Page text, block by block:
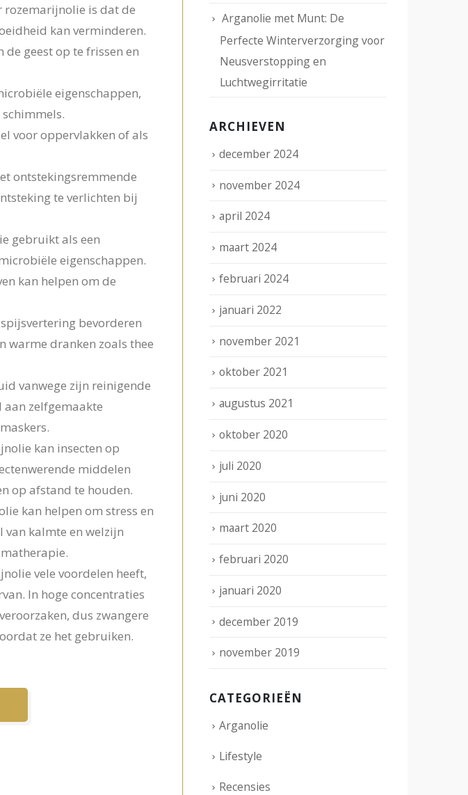
rozemarijnolie is dat de
kan verminderen.
geest op te frissen en
eigenschappen,
voor oppervlakken of als
ontstekingsremmende
te verlichten bij
gebruikt als een
eigenschappen.
kan helpen om de
bevorderen
warme dranken zoals thee
vanwege zijn reinigende
aan zelfgemaakte
kan insecten op
middelen
op afstand te houden.
kan helpen om stress en
van kalmte en welzijn
vele voordelen heeft,
In hoge concentraties
dus zwangere
ze het gebruiken.
Arganolie met Munt: De
Perfecte Winterverzorging voor
Neusverstopping en
Luchtwegirritatie
ARCHIEVEN
december 2024
november 2024
april 2024
maart 2024
februari 2024
januari 2022
november 2021
oktober 2021
augustus 2021
oktober 2020
juli 2020
juni 2020
maart 2020
februari 2020
januari 2020
december 2019
november 2019
CATEGORIEËN
Arganolie
Lifestyle
Recensies